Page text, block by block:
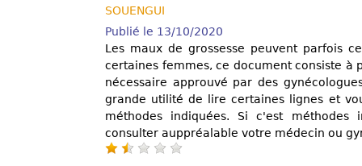
SOUENGUI
Publié le 13/10/2020
Les maux de grossesse peuvent parfois
certaines femmes, ce document consiste à
nécessaire approuvé par des
grande utilité de lire certaines lignes et
méthodes indiquées. Si c'est méthodes
consulter auppréalable votre médecin ou